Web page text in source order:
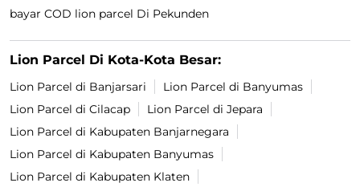
bayar COD lion parcel Di Pekunden
Lion Parcel Di Kota-Kota Besar:
Lion Parcel di Banjarsari
Lion Parcel di Banyumas
Lion Parcel di Cilacap
Lion Parcel di Jepara
Lion Parcel di Kabupaten Banjarnegara
Lion Parcel di Kabupaten Banyumas
Lion Parcel di Kabupaten Klaten